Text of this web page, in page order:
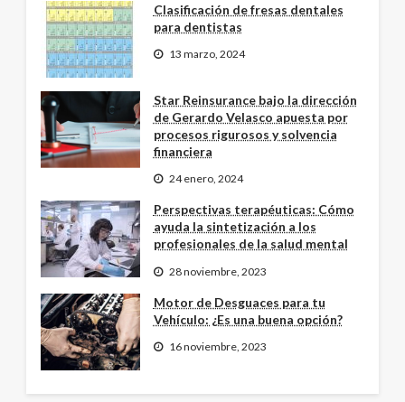
Clasificación de fresas dentales
para dentistas
13 marzo, 2024
Star Reinsurance bajo la dirección
de Gerardo Velasco apuesta por
procesos rigurosos y solvencia
financiera
24 enero, 2024
Perspectivas terapéuticas: Cómo
ayuda la sintetización a los
profesionales de la salud mental
28 noviembre, 2023
Motor de Desguaces para tu
Vehículo: ¿Es una buena opción?
16 noviembre, 2023